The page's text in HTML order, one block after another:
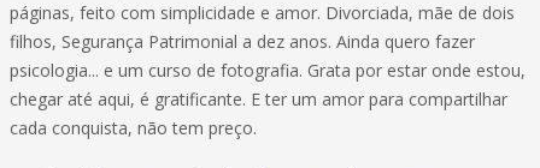
páginas, feito com simplicidade e amor. Divorciada, mãe de dois
filhos, Segurança Patrimonial a dez anos. Ainda quero fazer
psicologia... e um curso de fotografia. Grata por estar onde estou,
chegar até aqui, é gratificante. E ter um amor para compartilhar
cada conquista, não tem preço.